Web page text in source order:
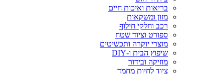
בריאות ואיכות חיים
מזון ומשקאות
רכב וחלקי חילוף
ספורט וציוד שטח
מוצרי יוקרה ותכשיטים
שיפוץ הבית ו-DIY
מוזיקה ובידור
ציוד לחיות מחמד